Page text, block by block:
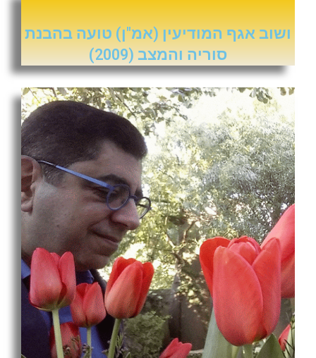
ושוב אגף המודיעין (אמ"ן) טועה בהבנת
סוריה והמצב (2009)